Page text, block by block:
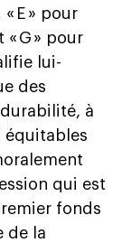
E » pour
« G » pour
lui-
des
à
équitables
qui est
fonds
de la